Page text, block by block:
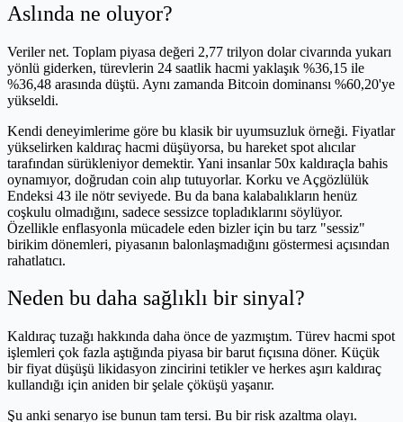
Aslında ne oluyor?
Veriler net. Toplam piyasa değeri 2,77 trilyon dolar civarında yukarı
yönlü giderken, türevlerin 24 saatlik hacmi yaklaşık %36,15 ile
%36,48 arasında düştü. Aynı zamanda Bitcoin dominansı %60,20'ye
yükseldi.
Kendi deneyimlerime göre bu klasik bir uyumsuzluk örneği. Fiyatlar
yükselirken kaldıraç hacmi düşüyorsa, bu hareket spot alıcılar
tarafından sürükleniyor demektir. Yani insanlar 50x kaldıraçla bahis
oynamıyor, doğrudan coin alıp tutuyorlar. Korku ve Açgözlülük
Endeksi 43 ile nötr seviyede. Bu da bana kalabalıkların henüz
coşkulu olmadığını, sadece sessizce topladıklarını söylüyor.
Özellikle enflasyonla mücadele eden bizler için bu tarz "sessiz"
birikim dönemleri, piyasanın balonlaşmadığını göstermesi açısından
rahatlatıcı.
Neden bu daha sağlıklı bir sinyal?
Kaldıraç tuzağı hakkında daha önce de yazmıştım. Türev hacmi spot
işlemleri çok fazla aştığında piyasa bir barut fıçısına döner. Küçük
bir fiyat düşüşü likidasyon zincirini tetikler ve herkes aşırı kaldıraç
kullandığı için aniden bir şelale çöküşü yaşanır.
Şu anki senaryo ise bunun tam tersi. Bu bir risk azaltma olayı.